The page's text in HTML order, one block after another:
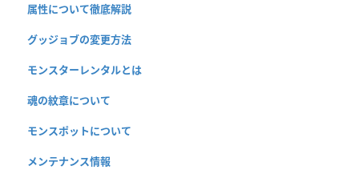
属性について徹底解説
グッジョブの変更方法
モンスターレンタルとは
魂の紋章について
モンスポットについて
メンテナンス情報